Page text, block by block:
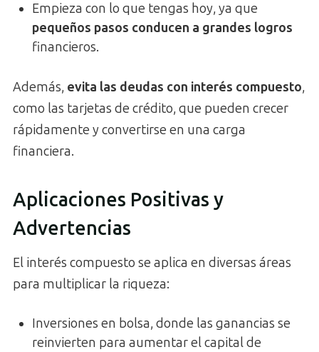
Empieza con lo que tengas hoy, ya que
pequeños pasos conducen a grandes logros
financieros.
Además, evita las deudas con interés compuesto,
como las tarjetas de crédito, que pueden crecer
rápidamente y convertirse en una carga
financiera.
Aplicaciones Positivas y
Advertencias
El interés compuesto se aplica en diversas áreas
para multiplicar la riqueza:
Inversiones en bolsa, donde las ganancias se
reinvierten para aumentar el capital de